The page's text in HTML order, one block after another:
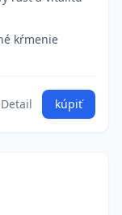
kŕmenie
Detail kúpiť